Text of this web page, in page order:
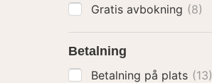
Gratis avbokning (8)
Betalning
Betalning på plats (13)